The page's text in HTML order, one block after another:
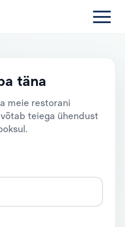
täna
meie restorani
teiega ühendust